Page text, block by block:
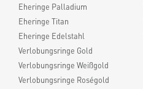
Eheringe Palladium
Eheringe Titan
Eheringe Edelstahl
Verlobungsringe Gold
Verlobungsringe Weißgold
Verlobungsringe Roségold